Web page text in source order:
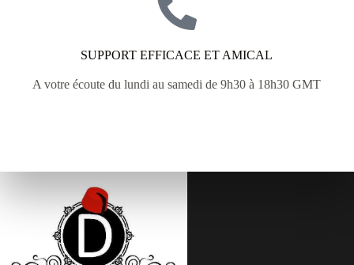
SUPPORT EFFICACE ET AMICAL
A votre écoute du lundi au samedi de 9h30 à 18h30 GMT